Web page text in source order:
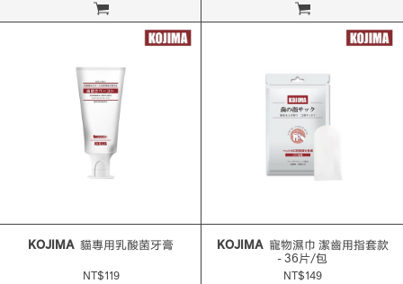
立即購買 立即購買
KOJIMA 貓專用乳酸菌牙膏
NT$119
KOJIMA寵物濕巾 潔齒用指套款
- 36片/包
NT$149